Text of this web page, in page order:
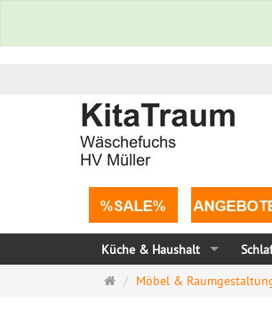
Küche & Haushalt
Startseite
Möbel &